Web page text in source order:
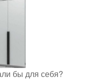
бы для себя?